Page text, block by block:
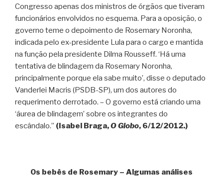
Congresso apenas dos ministros de órgãos que tiveram
funcionários envolvidos no esquema. Para a oposição, o
governo teme o depoimento de Rosemary Noronha,
indicada pelo ex-presidente Lula para o cargo e mantida
na função pela presidente Dilma Rousseff. ‘Há uma
tentativa de blindagem da Rosemary Noronha,
principalmente porque ela sabe muito’, disse o deputado
Vanderlei Macris (PSDB-SP), um dos autores do
requerimento derrotado. – O governo está criando uma
‘áurea de blindagem’ sobre os integrantes do
escândalo.” (Isabel Braga,O Globo, 6/12/2012.)
Os bebês de Rosemary – Algumas análises